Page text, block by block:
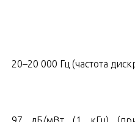
20–20 000 Гц (частота